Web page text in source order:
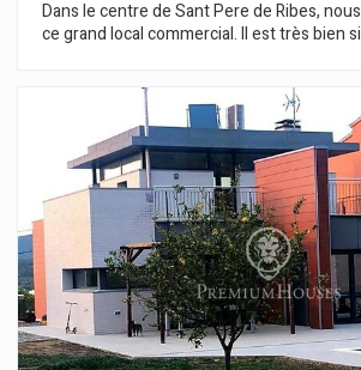
Dans le centre de Sant Pere de Ribes,
ce grand local commercial. Il est très bien
en deux étages et disposent de 140 m2 de
rez-de-chaussée nous avons trois
L'un des toilettes est conçu pour les
réduite. De plus, il y a une salle pour le
employés. À l'étage supérieur, nous avons une autre cabine
avec douche ainsi qu'une vitrine qui donne
proximité de zones où il y a beaucoup de
Enregistrer les paramètres